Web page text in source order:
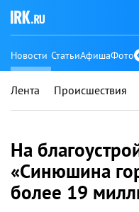
Новости СтатьиАфишаФото
Лента Происшествия
На
«Синюшина
более 19